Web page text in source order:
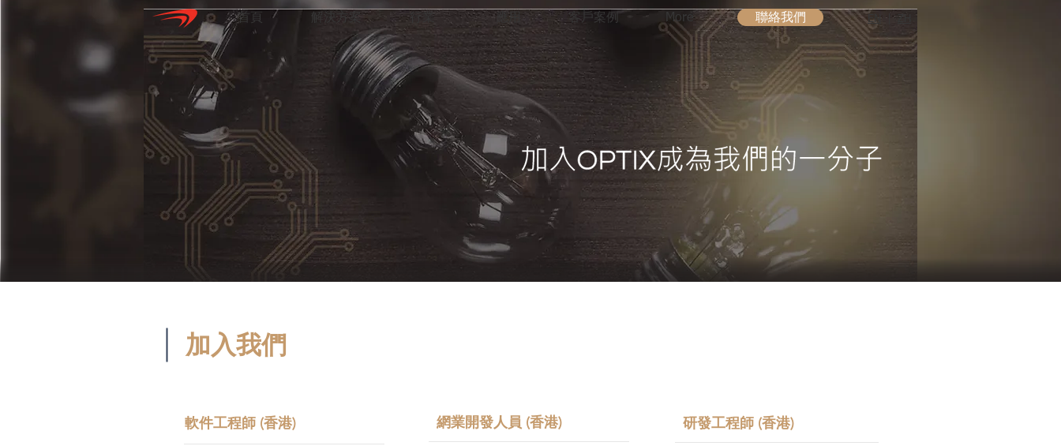
首頁 解決方案 行業 應用 客戶案例 More 聯絡我們 EN | ZH
加入我們
軟件工程師 (香港) 網業開發人員 (香港) 研發工程師 (香港)